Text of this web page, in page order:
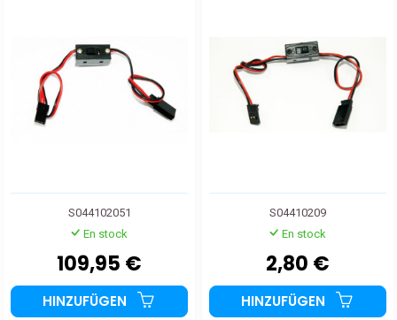
S044102051
En stock
109,95 €
HINZUFÜGEN
S04410209
En stock
2,80 €
HINZUFÜGEN